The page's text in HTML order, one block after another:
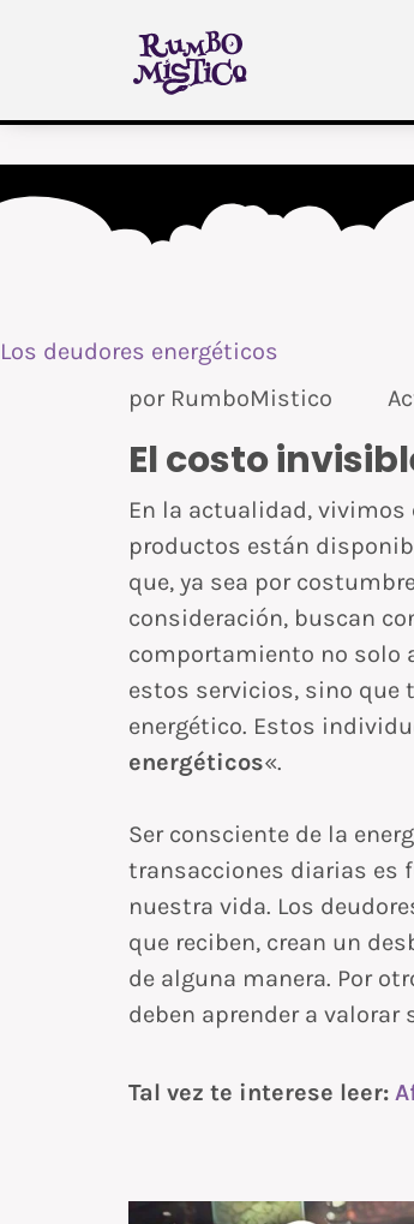
Los deudores energéticos
por RumboMistico
El costo
En la actualidad,
productos están
que, ya sea por
consideración, buscan
comportamiento no solo
estos servicios, sino que
energético. Estos
energéticos«.
Ser consciente de la
transacciones diarias es
nuestra vida. Los
que reciben, crean un
de alguna manera. Por
deben aprender a
Tal vez te interese leer: